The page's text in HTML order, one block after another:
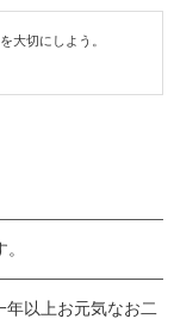
大切にしよう。
以上お元気なお二